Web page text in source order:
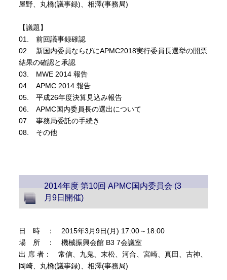
屋野、丸橋(議事録)、相澤(事務局)
【議題】
01. 前回議事録確認
02. 新国内委員ならびにAPMC2018実行委員長選挙の開票
結果の確認と承認
03. MWE 2014 報告
04. APMC 2014 報告
05. 平成26年度決算見込み報告
06. APMC国内委員長の選出について
07. 事務局委託の手続き
08. その他
2014年度 第10回 APMC国内委員会 (3
月9日開催)
日 時 ： 2015年3月9日(月) 17:00～18:00
場 所 ： 機械振興会館 B3 7会議室
出 席 者： 常信、九鬼、末松、河合、宮崎、真田、古神、
岡崎、丸橋(議事録)、相澤(事務局)